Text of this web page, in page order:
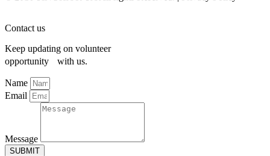
Contact us
Keep updating on volunteer
opportunity with us.
Name
Email
Message
SUBMIT